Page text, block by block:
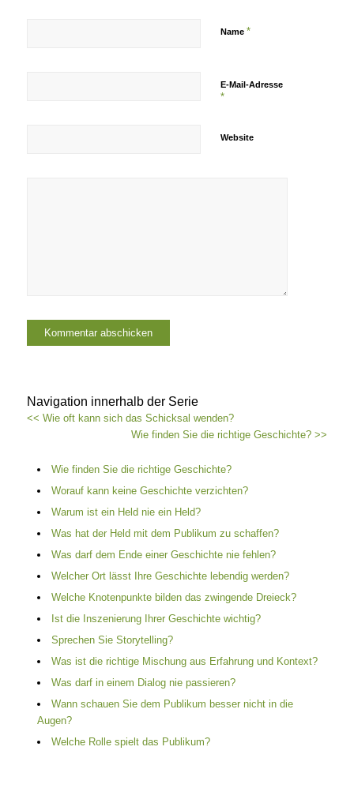
Name *
E-Mail-Adresse
*
Website
Navigation innerhalb der Serie
<< Wie oft kann sich das Schicksal wenden?
Wie finden Sie die richtige Geschichte? >>
Wie finden Sie die richtige Geschichte?
Worauf kann keine Geschichte verzichten?
Warum ist ein Held nie ein Held?
Was hat der Held mit dem Publikum zu schaffen?
Was darf dem Ende einer Geschichte nie fehlen?
Welcher Ort lässt Ihre Geschichte lebendig werden?
Welche Knotenpunkte bilden das zwingende Dreieck?
Ist die Inszenierung Ihrer Geschichte wichtig?
Sprechen Sie Storytelling?
Was ist die richtige Mischung aus Erfahrung und Kontext?
Was darf in einem Dialog nie passieren?
Wann schauen Sie dem Publikum besser nicht in die
Augen?
Welche Rolle spielt das Publikum?